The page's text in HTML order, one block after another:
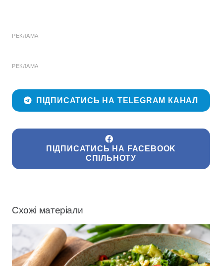
РЕКЛАМА
РЕКЛАМА
ПІДПИСАТИСЬ НА TELEGRAM КАНАЛ
ПІДПИСАТИСЬ НА FACEBOOK
СПІЛЬНОТУ
Схожі матеріали